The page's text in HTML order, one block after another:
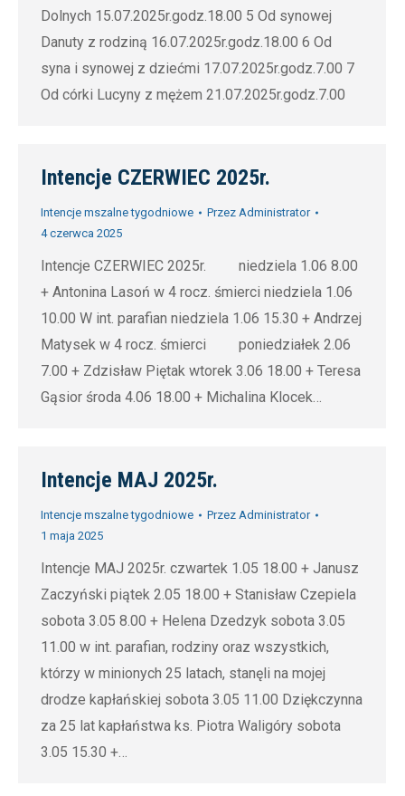
Dolnych 15.07.2025r.godz.18.00 5 Od synowej
Danuty z rodziną 16.07.2025r.godz.18.00 6 Od
syna i synowej z dziećmi 17.07.2025r.godz.7.00 7
Od córki Lucyny z mężem 21.07.2025r.godz.7.00
Intencje CZERWIEC 2025r.
Intencje mszalne tygodniowe Przez Administrator
4 czerwca 2025
Intencje CZERWIEC 2025r. niedziela 1.06 8.00
+ Antonina Lasoń w 4 rocz. śmierci niedziela 1.06
10.00 W int. parafian niedziela 1.06 15.30 + Andrzej
Matysek w 4 rocz. śmierci poniedziałek 2.06
7.00 + Zdzisław Piętak wtorek 3.06 18.00 + Teresa
Gąsior środa 4.06 18.00 + Michalina Klocek…
Intencje MAJ 2025r.
Intencje mszalne tygodniowe Przez Administrator
1 maja 2025
Intencje MAJ 2025r. czwartek 1.05 18.00 + Janusz
Zaczyński piątek 2.05 18.00 + Stanisław Czepiela
sobota 3.05 8.00 + Helena Dzedzyk sobota 3.05
11.00 w int. parafian, rodziny oraz wszystkich,
którzy w minionych 25 latach, stanęli na mojej
drodze kapłańskiej sobota 3.05 11.00 Dziękczynna
za 25 lat kapłaństwa ks. Piotra Waligóry sobota
3.05 15.30 +…